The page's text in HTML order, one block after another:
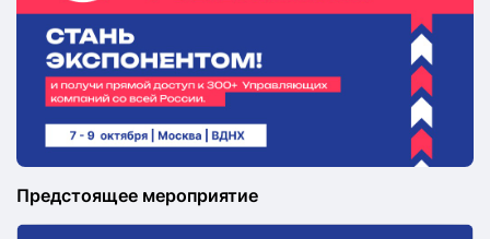
Предстоящее мероприятие